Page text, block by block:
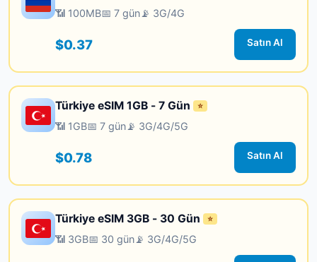
📶 100MB📅 7 gün📡 3G/4G
$0.37 Satın Al
Türkiye eSIM 1GB - 7 Gün ⭐
📶 1GB📅 7 gün📡 3G/4G/5G
$0.78 Satın Al
Türkiye eSIM 3GB - 30 Gün ⭐
📶 3GB📅 30 gün📡 3G/4G/5G